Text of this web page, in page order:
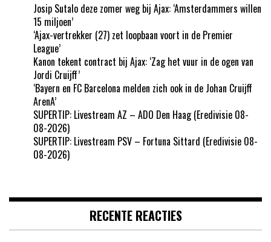
Josip Sutalo deze zomer weg bij Ajax: ‘Amsterdammers willen
15 miljoen’
‘Ajax-vertrekker (27) zet loopbaan voort in de Premier
League’
Kanon tekent contract bij Ajax: ‘Zag het vuur in de ogen van
Jordi Cruijff’
‘Bayern en FC Barcelona melden zich ook in de Johan Cruijff
ArenA’
SUPERTIP: Livestream AZ – ADO Den Haag (Eredivisie 08-
08-2026)
SUPERTIP: Livestream PSV – Fortuna Sittard (Eredivisie 08-
08-2026)
RECENTE REACTIES